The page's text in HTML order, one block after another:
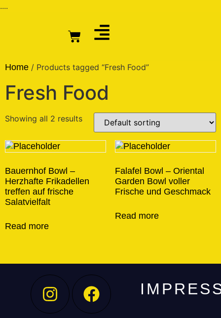
....
Home / Products tagged “Fresh Food”
Fresh Food
Showing all 2 results
Bauernhof Bowl –
Herzhafte Frikadellen
treffen auf frische
Salatvielfalt
Read more
Falafel Bowl – Oriental
Garden Bowl voller
Frische und Geschmack
Read more